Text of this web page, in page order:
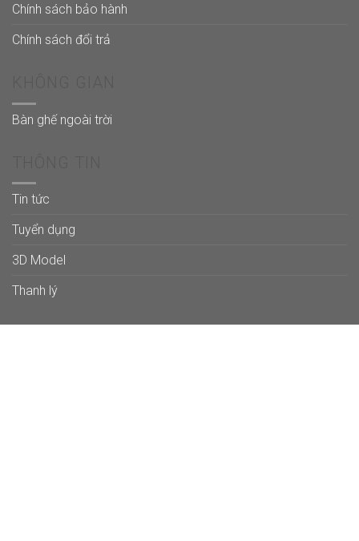
Chính sách bảo hành
Chính sách đổi trả
Bàn ghế ngoài trời
Tin tức
Tuyển dụng
3D Model
Thanh lý